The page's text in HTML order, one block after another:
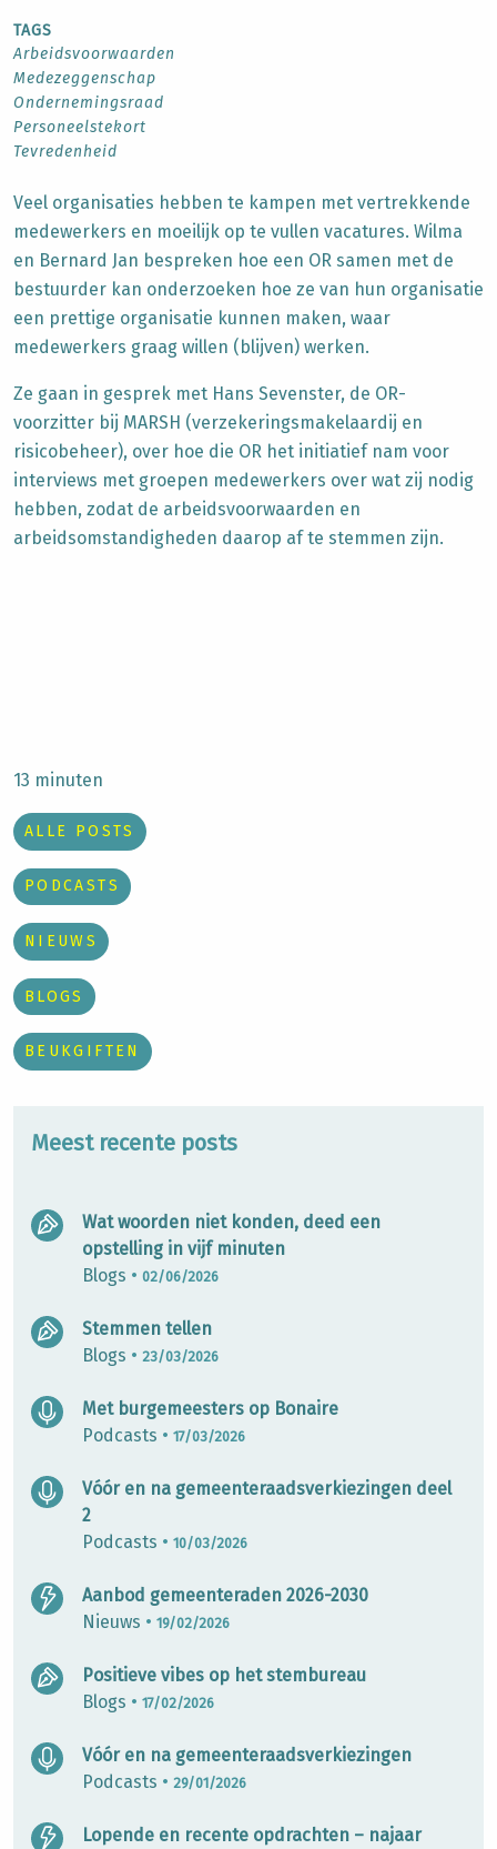
TAGS
Arbeidsvoorwaarden
Medezeggenschap
Ondernemingsraad
Personeelstekort
Tevredenheid
Veel organisaties hebben te kampen met vertrekkende
medewerkers en moeilijk op te vullen vacatures. Wilma
en Bernard Jan bespreken hoe een OR samen met de
bestuurder kan onderzoeken hoe ze van hun organisatie
een prettige organisatie kunnen maken, waar
medewerkers graag willen (blijven) werken.
Ze gaan in gesprek met Hans Sevenster, de OR-
voorzitter bij MARSH (verzekeringsmakelaardij en
risicobeheer), over hoe die OR het initiatief nam voor
interviews met groepen medewerkers over wat zij nodig
hebben, zodat de arbeidsvoorwaarden en
arbeidsomstandigheden daarop af te stemmen zijn.
13 minuten
ALLE POSTS
PODCASTS
NIEUWS
BLOGS
BEUKGIFTEN
Meest recente posts
Wat woorden niet konden, deed een
opstelling in vijf minuten
Blogs • 02/06/2026
Stemmen tellen
Blogs • 23/03/2026
Met burgemeesters op Bonaire
Podcasts • 17/03/2026
Vóór en na gemeenteraadsverkiezingen deel
2
Podcasts • 10/03/2026
Aanbod gemeenteraden 2026-2030
Nieuws • 19/02/2026
Positieve vibes op het stembureau
Blogs • 17/02/2026
Vóór en na gemeenteraadsverkiezingen
Podcasts • 29/01/2026
Lopende en recente opdrachten – najaar